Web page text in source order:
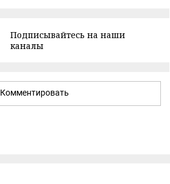
Подписывайтесь на наши
каналы
Комментировать